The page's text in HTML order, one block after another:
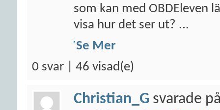
som kan med OBDEleven
visa hur det ser ut? ...
Se Mer
0 svar | 46 visad(e)
Christian_G svarade